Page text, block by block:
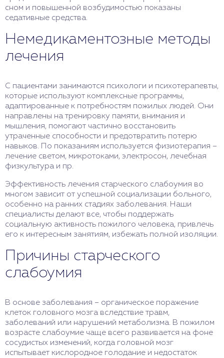
сном и повышенной возбудимостью показаны
седативные средства.
Немедикаментозные методы
лечения
С пациентами занимаются психологи и психотерапевты,
которые используют комплексные программы,
адаптированные к потребностям пожилых людей. Они
направлены на тренировку памяти, внимания и
мышления, помогают частично восстановить
утраченные способности и предотвратить потерю
навыков. По показаниям используется физиотерапия –
лечение светом, микротоками, электросон, лечебная
физкультура и пр.
Эффективность лечения старческого слабоумия во
многом зависит от успешной социализации больного,
особенно на ранних стадиях заболевания. Наши
специалисты делают все, чтобы поддержать
социальную активность пожилого человека, привлечь
его к интересным занятиям, избежать полной изоляции.
Причины старческого
слабоумия
В основе заболевания – органическое поражение
клеток головного мозга вследствие травм,
заболеваний или нарушений метаболизма. В пожилом
возрасте слабоумие чаще всего развивается на фоне
сосудистых изменений, когда головной мозг
испытывает кислородное голодание и недостаток